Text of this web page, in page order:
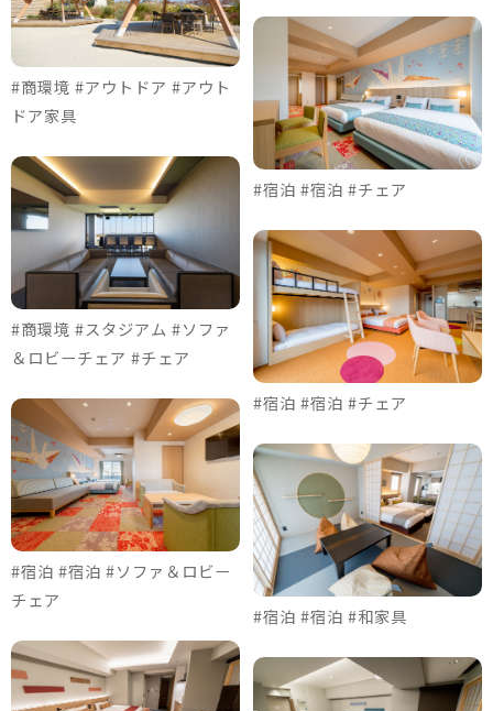
#商環境 #アウトドア #アウト
ドア家具
#商環境 #スタジアム #ソファ
＆ロビーチェア #チェア
#宿泊 #宿泊 #ソファ＆ロビー
チェア
#宿泊 #宿泊 #チェア
#宿泊 #宿泊 #チェア
#宿泊 #宿泊 #和家具